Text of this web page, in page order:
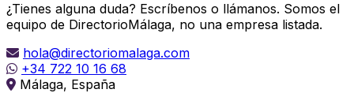
¿Tienes alguna duda? Escríbenos o llámanos. Somos el
equipo de DirectorioMálaga, no una empresa listada.
hola@directoriomalaga.com
+34 722 10 16 68
Málaga, España